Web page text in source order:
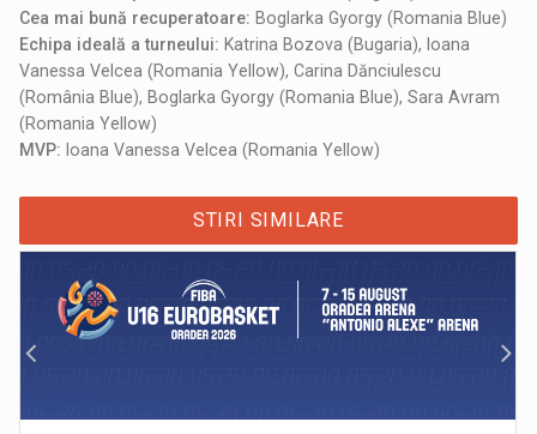
Cea mai bună recuperatoare: Boglarka Gyorgy (Romania Blue)
Echipa ideală a turneului: Katrina Bozova (Bugaria), Ioana
Vanessa Velcea (Romania Yellow), Carina Dănciulescu
(România Blue), Boglarka Gyorgy (Romania Blue), Sara Avram
(Romania Yellow)
MVP: Ioana Vanessa Velcea (Romania Yellow)
STIRI SIMILARE